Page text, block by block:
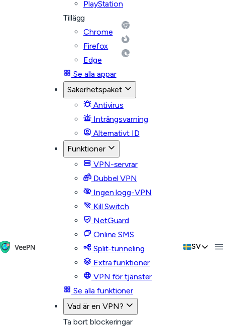
PlayStation
Tillägg
Chrome
Firefox
Edge
Se alla appar
Säkerhetspaket
Antivirus
Intrångsvarning
Alternativt ID
Funktioner
VPN-servrar
Dubbel VPN
Ingen logg-VPN
Kill Switch
NetGuard
Online SMS
Split-tunneling
Extra funktioner
VPN för tjänster
Se alla funktioner
Vad är en VPN?
Ta bort blockeringar
SV